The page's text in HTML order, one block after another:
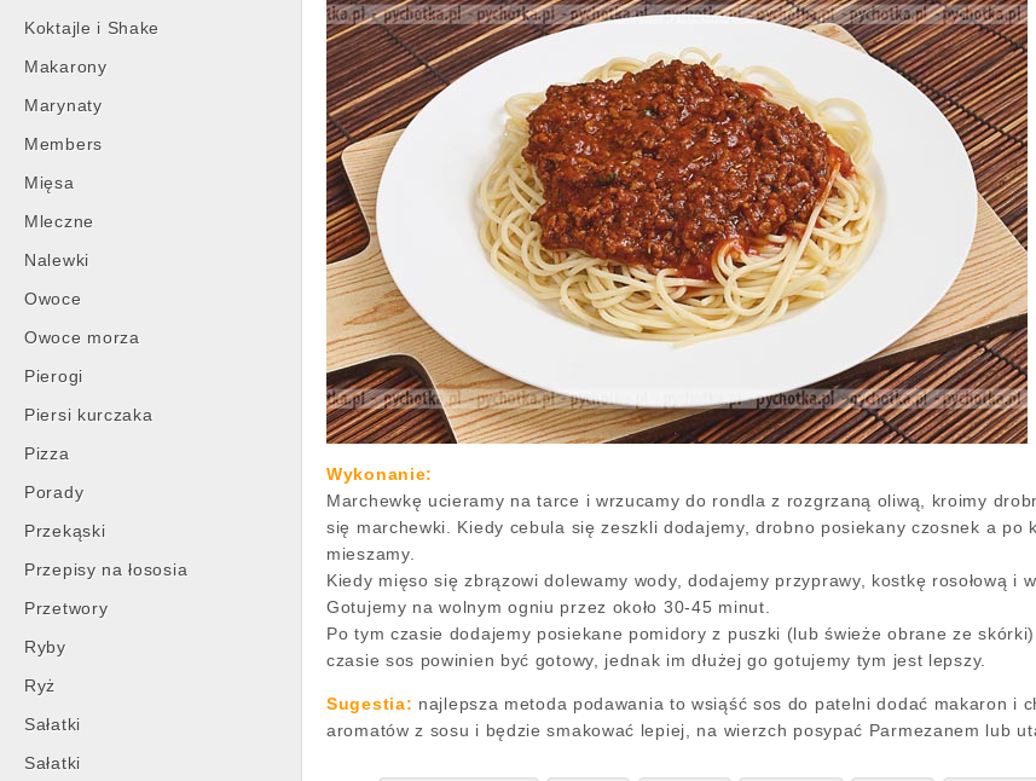
Koktajle i Shake
Makarony
Marynaty
Members
Mięsa
Mleczne
Nalewki
Owoce
Owoce morza
Pierogi
Piersi kurczaka
Pizza
Porady
Przekąski
Przepisy na łososia
Przetwory
Ryby
Ryż
Sałatki
Sałatki
Wykonanie:
Marchewkę ucieramy na tarce i wrzucamy do rondla z rozgrzaną oliwą, kroimy
się marchewki. Kiedy cebula się zeszkli dodajemy, drobno posiekany czosnek a po
mieszamy.
Kiedy mięso się zbrązowi dolewamy wody, dodajemy przyprawy, kostkę rosołową i
Gotujemy na wolnym ogniu przez około 30-45 minut.
Po tym czasie dodajemy posiekane pomidory z puszki (lub świeże obrane ze
czasie sos powinien być gotowy, jednak im dłużej go gotujemy tym jest lepszy.
Sugestia: najlepsza metoda podawania to wsiąść sos do patelni dodać makaron i
aromatów z sosu i będzie smakować lepiej, na wierzch posypać Parmezanem lub